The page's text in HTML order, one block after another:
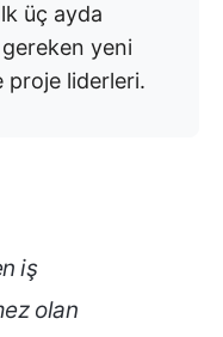
üç ayda
yeni
proje liderleri.
iş
olan